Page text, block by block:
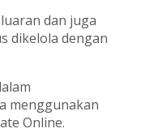
dan juga
dikelola dengan
menggunakan
Online.